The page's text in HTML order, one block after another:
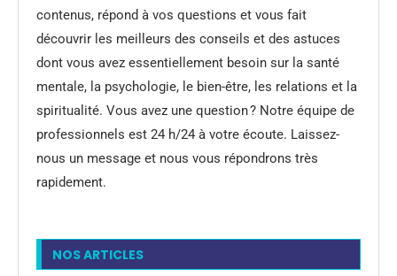
contenus, répond à vos questions et vous fait
découvrir les meilleurs des conseils et des astuces
dont vous avez essentiellement besoin sur la santé
mentale, la psychologie, le bien-être, les relations et la
spiritualité. Vous avez une question ? Notre équipe de
professionnels est 24 h/24 à votre écoute. Laissez-
nous un message et nous vous répondrons très
rapidement.
NOS ARTICLES